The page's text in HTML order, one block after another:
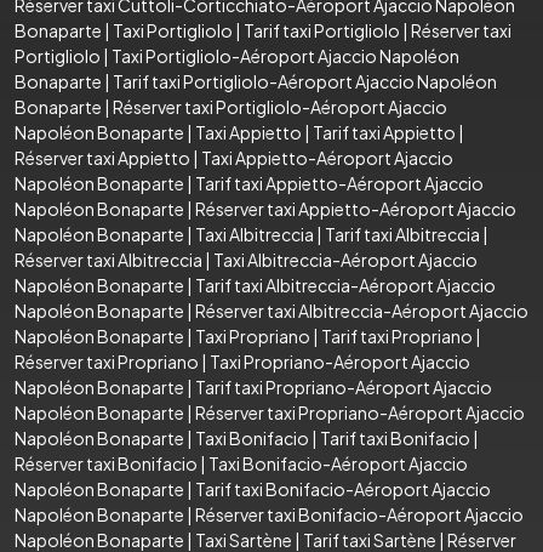
Bonaparte | Taxi Portigliolo | Tarif taxi Portigliolo | Réserver taxi
Portigliolo | Taxi Portigliolo-Aéroport Ajaccio Napoléon
Bonaparte | Tarif taxi Portigliolo-Aéroport Ajaccio Napoléon
Bonaparte | Réserver taxi Portigliolo-Aéroport Ajaccio
Napoléon Bonaparte | Taxi Appietto | Tarif taxi Appietto |
Réserver taxi Appietto | Taxi Appietto-Aéroport Ajaccio
Napoléon Bonaparte | Tarif taxi Appietto-Aéroport Ajaccio
Napoléon Bonaparte | Réserver taxi Appietto-Aéroport Ajaccio
Napoléon Bonaparte | Taxi Albitreccia | Tarif taxi Albitreccia |
Réserver taxi Albitreccia | Taxi Albitreccia-Aéroport Ajaccio
Napoléon Bonaparte | Tarif taxi Albitreccia-Aéroport Ajaccio
Napoléon Bonaparte | Réserver taxi Albitreccia-Aéroport Ajaccio
Napoléon Bonaparte | Taxi Propriano | Tarif taxi Propriano |
Réserver taxi Propriano | Taxi Propriano-Aéroport Ajaccio
Napoléon Bonaparte | Tarif taxi Propriano-Aéroport Ajaccio
Napoléon Bonaparte | Réserver taxi Propriano-Aéroport Ajaccio
Napoléon Bonaparte | Taxi Bonifacio | Tarif taxi Bonifacio |
Réserver taxi Bonifacio | Taxi Bonifacio-Aéroport Ajaccio
Napoléon Bonaparte | Tarif taxi Bonifacio-Aéroport Ajaccio
Napoléon Bonaparte | Réserver taxi Bonifacio-Aéroport Ajaccio
Napoléon Bonaparte | Taxi Sartène | Tarif taxi Sartène | Réserver